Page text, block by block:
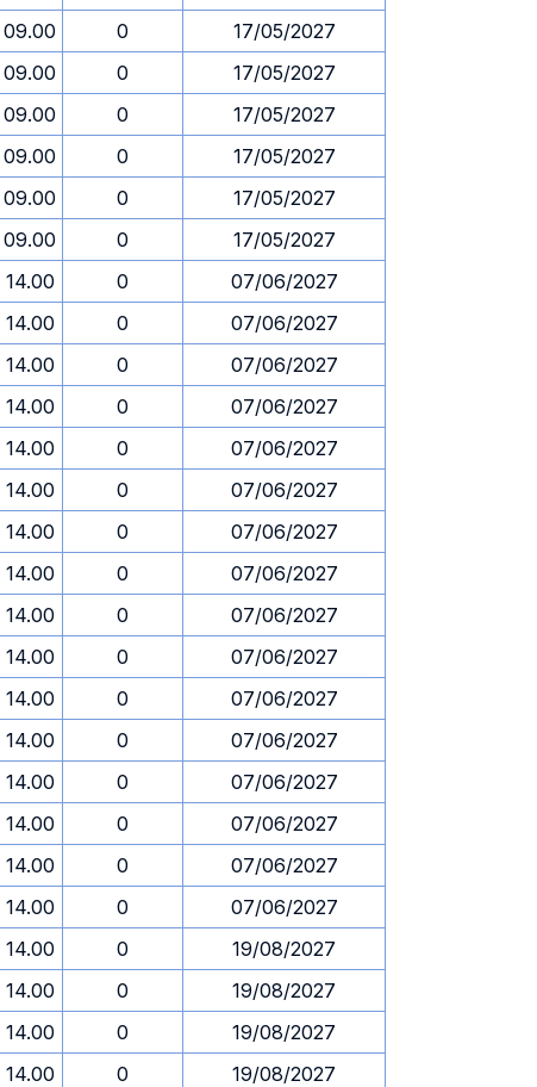
09.00 0
17/05/2027
09.00 0
17/05/2027
09.00 0
17/05/2027
09.00 0
17/05/2027
09.00 0
17/05/2027
09.00 0
17/05/2027
14.00 0
07/06/2027
14.00 0
07/06/2027
14.00 0
07/06/2027
14.00 0
07/06/2027
14.00 0
07/06/2027
14.00 0
07/06/2027
14.00 0
07/06/2027
14.00 0
07/06/2027
14.00 0
07/06/2027
14.00 0
07/06/2027
14.00 0
07/06/2027
14.00 0
07/06/2027
14.00 0
07/06/2027
14.00 0
07/06/2027
14.00 0
07/06/2027
14.00 0
07/06/2027
14.00 0
19/08/2027
14.00 0
19/08/2027
14.00 0
19/08/2027
14.00 0
19/08/2027